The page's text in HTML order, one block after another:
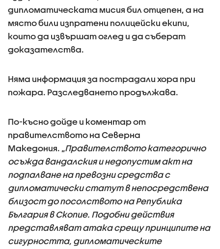
дипломатическата мисия бил отцепен, а на
място били изпратени полицейски екипи,
които да извършат оглед и да съберат
доказателства.
Няма информация за пострадали хора при
пожара. Разследването продължава.
По-късно дойде и коментар от
правителството на Северна
Македония. „Правителството категорично
осъжда вандалския и недопустим акт на
подпалване на превозни средства с
дипломатически статут в непосредствена
близост до посолството на Република
България в Скопие. Подобни действия
представляват атака срещу принципите на
сигурността, дипломатическите